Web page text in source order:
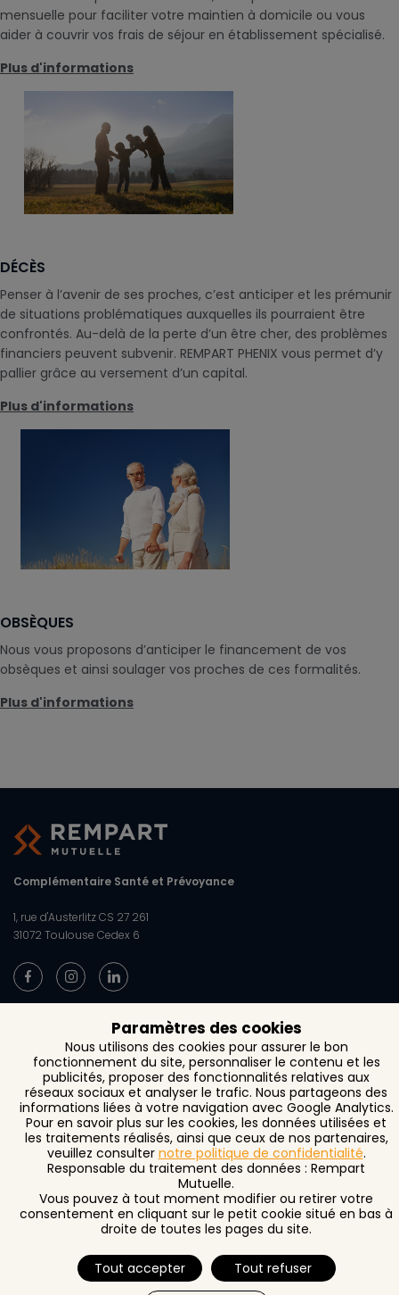
mensuelle pour faciliter votre maintien à domicile ou vous
aider à couvrir vos frais de séjour en établissement spécialisé.
Plus d'informations
DÉCÈS
Penser à l’avenir de ses proches, c’est anticiper et les prémunir
de situations problématiques auxquelles ils pourraient être
confrontés. Au-delà de la perte d’un être cher, des problèmes
financiers peuvent subvenir. REMPART PHENIX vous permet d’y
pallier grâce au versement d’un capital.
Plus d'informations
OBSÈQUES
Nous vous proposons d’anticiper le financement de vos
obsèques et ainsi soulager vos proches de ces formalités.
Plus d'informations
Complémentaire Santé et Prévoyance
1, rue d'Austerlitz CS 27 261
31072 Toulouse Cedex 6
Recrutement
Documents
Résilier votre contrat
Réclamation - Médiation
Mentions Légales
Paramètres des cookies
Nous utilisons des cookies pour assurer le bon
fonctionnement du site, personnaliser le contenu et les
publicités, proposer des fonctionnalités relatives aux
réseaux sociaux et analyser le trafic. Nous partageons des
informations liées à votre navigation avec Google Analytics.
Pour en savoir plus sur les cookies, les données utilisées et
les traitements réalisés, ainsi que ceux de nos partenaires,
veuillez consulter notre politique de confidentialité.
Responsable du traitement des données : Rempart
Mutuelle.
Vous pouvez à tout moment modifier ou retirer votre
consentement en cliquant sur le petit cookie situé en bas à
droite de toutes les pages du site.
Tout accepter Tout refuser